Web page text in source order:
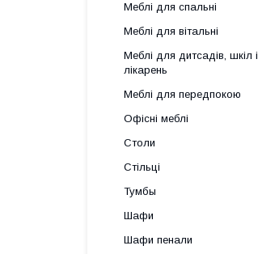
Меблі для спальні
Меблі для вітальні
Меблі для дитсадів, шкіл і
лікарень
Меблі для передпокою
Офісні меблі
Столи
Стільці
Тумбы
Шафи
Шафи пенали